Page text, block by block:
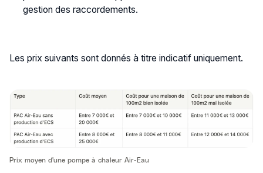
gestion des raccordements.
Les prix suivants sont donnés à titre indicatif uniquement.
Prix moyen d'une pompe à chaleur Air-Eau